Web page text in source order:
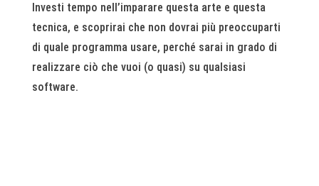
Investi tempo nell’imparare questa arte e questa
tecnica, e scoprirai che non dovrai più preoccuparti
di quale programma usare, perché sarai in grado di
realizzare ciò che vuoi (o quasi) su qualsiasi
software.